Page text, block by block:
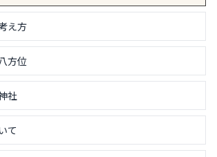
え方
方位
社
て